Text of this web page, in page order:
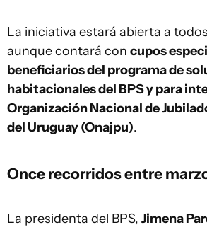
La iniciativa estará abierta a
aunque contará con cupos
beneficiarios del programa de
habitacionales del BPS y para
Organización Nacional de
del Uruguay (Onajpu).
Once recorridos entre
La presidenta del BPS, Jimena